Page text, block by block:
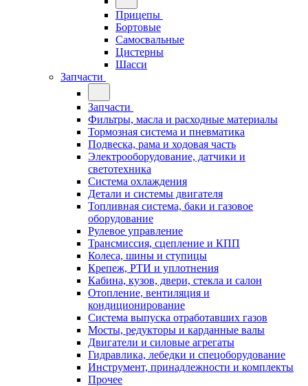
Прицепы
Бортовые
Самосвальные
Цистерны
Шасси
Запчасти
Запчасти
Фильтры, масла и расходные материалы
Тормозная система и пневматика
Подвеска, рама и ходовая часть
Электрооборудование, датчики и
светотехника
Система охлаждения
Детали и системы двигателя
Топливная система, баки и газовое
оборудование
Рулевое управление
Трансмиссия, сцепление и КПП
Колеса, шины и ступицы
Крепеж, РТИ и уплотнения
Кабина, кузов, двери, стекла и салон
Отопление, вентиляция и
кондиционирование
Система выпуска отработавших газов
Мосты, редукторы и карданные валы
Двигатели и силовые агрегаты
Гидравлика, лебедки и спецоборудование
Инструмент, принадлежности и комплекты
Прочее